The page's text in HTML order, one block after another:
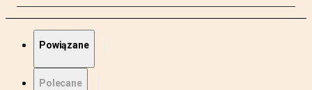
Powiązane
Polecane